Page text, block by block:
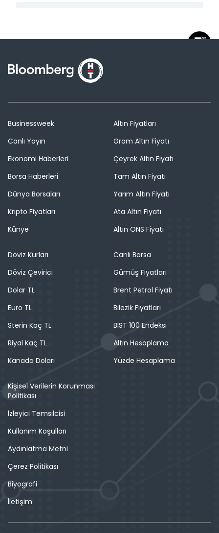
Businessweek
Canlı Yayın
Ekonomi Haberleri
Borsa Haberleri
Dünya Borsaları
Kripto Fiyatları
Künye
Altın Fiyatları
Gram Altın Fiyatı
Çeyrek Altın Fiyatı
Tam Altın Fiyatı
Yarım Altın Fiyatı
Ata Altın Fiyatı
Altın ONS Fiyatı
Döviz Kurları
Döviz Çevirici
Dolar TL
Euro TL
Sterin Kaç TL
Riyal Kaç TL
Kanada Doları
Canlı Borsa
Gümüş Fiyatları
Brent Petrol Fiyatı
Bilezik Fiyatları
BIST 100 Endeksi
Altın Hesaplama
Yüzde Hesaplama
Kişisel Verilerin Korunması
Politikası
İzleyici Temsilcisi
Kullanım Koşulları
Aydınlatma Metni
Çerez Politikası
Biyografi
İletişim